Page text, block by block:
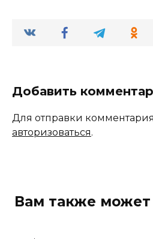
Добавить
Для отправки
авторизоваться.
Вам также может